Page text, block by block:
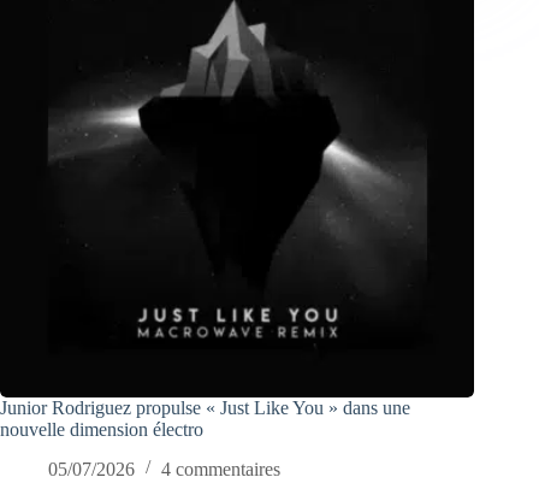
Junior Rodriguez propulse « Just Like You » dans une
nouvelle dimension électro
05/07/2026
4 commentaires